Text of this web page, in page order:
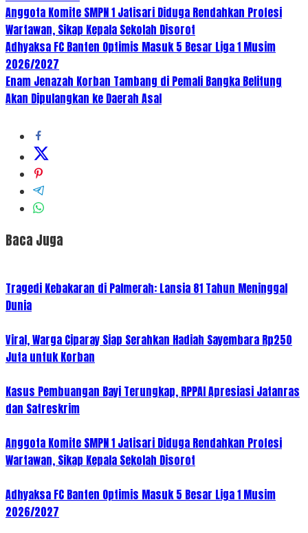
Anggota Komite SMPN 1 Jatisari Diduga Rendahkan Profesi
Wartawan, Sikap Kepala Sekolah Disorot
Adhyaksa FC Banten Optimis Masuk 5 Besar Liga 1 Musim
2026/2027
Enam Jenazah Korban Tambang di Pemali Bangka Belitung
Akan Dipulangkan ke Daerah Asal
Baca Juga
Tragedi Kebakaran di Palmerah: Lansia 81 Tahun Meninggal
Dunia
Viral, Warga Ciparay Siap Serahkan Hadiah Sayembara Rp250
Juta untuk Korban
Kasus Pembuangan Bayi Terungkap, RPPAI Apresiasi Jatanras
dan Satreskrim
Anggota Komite SMPN 1 Jatisari Diduga Rendahkan Profesi
Wartawan, Sikap Kepala Sekolah Disorot
Adhyaksa FC Banten Optimis Masuk 5 Besar Liga 1 Musim
2026/2027